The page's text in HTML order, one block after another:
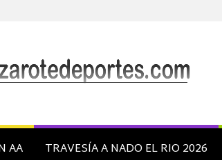
AA TRAVESÍA A NADO EL RIO 2026